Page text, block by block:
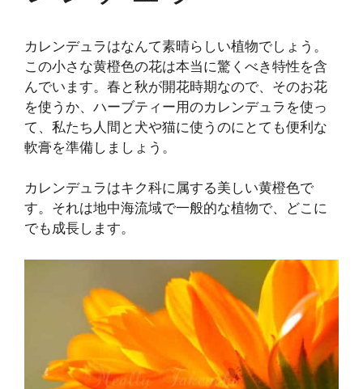
カレンデュラはなんて素晴らしい植物でしょう。
この小さな黄橙色の花は本当に驚くべき特性を含
んでいます。春と秋が開花時期なので、そのお花
を使うか、ハーブティー用のカレンデュラを使っ
て、私たち人間と犬や猫に使うのにとても便利な
軟膏を準備しましょう。
カレンデュラはキク科に属する美しい黄橙色で
す。それは地中海流域で一般的な植物で、どこに
でも成長します。